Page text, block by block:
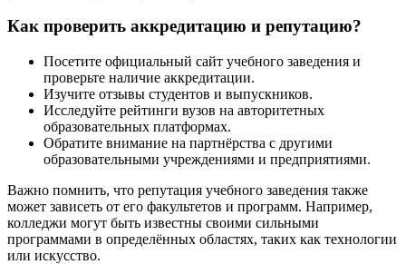
Как проверить аккредитацию и репутацию?
Посетите официальный сайт учебного заведения и
проверьте наличие аккредитации.
Изучите отзывы студентов и выпускников.
Исследуйте рейтинги вузов на авторитетных
образовательных платформах.
Обратите внимание на партнёрства с другими
образовательными учреждениями и предприятиями.
Важно помнить, что репутация учебного заведения также
может зависеть от его факультетов и программ. Например,
колледжи могут быть известны своими сильными
программами в определённых областях, таких как технологии
или искусство.